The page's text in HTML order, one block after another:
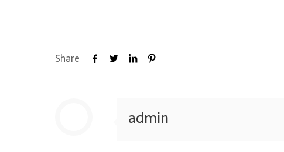
Share
admin